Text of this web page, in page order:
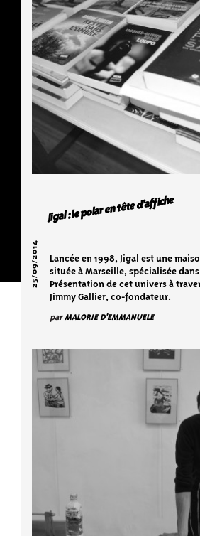
Jigal : le polar en tête d’affiche
25/09/2014
Lancée en 1998, Jigal est une
située à Marseille, spécialisée
Présentation de cet univers à
Jimmy Gallier, co-fondateur.
parMALORIE D'EMMANUELE